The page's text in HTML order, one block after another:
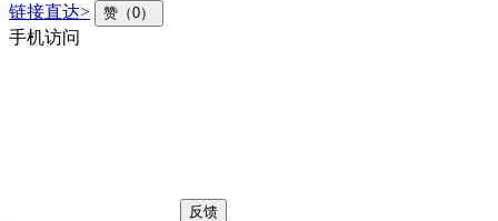
链接直达>
赞（0）
手机访问
反馈